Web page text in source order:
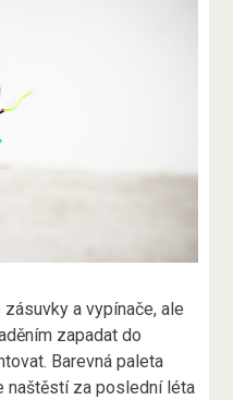
a vypínače, ale
zapadat do
Barevná paleta
naštěstí za poslední léta